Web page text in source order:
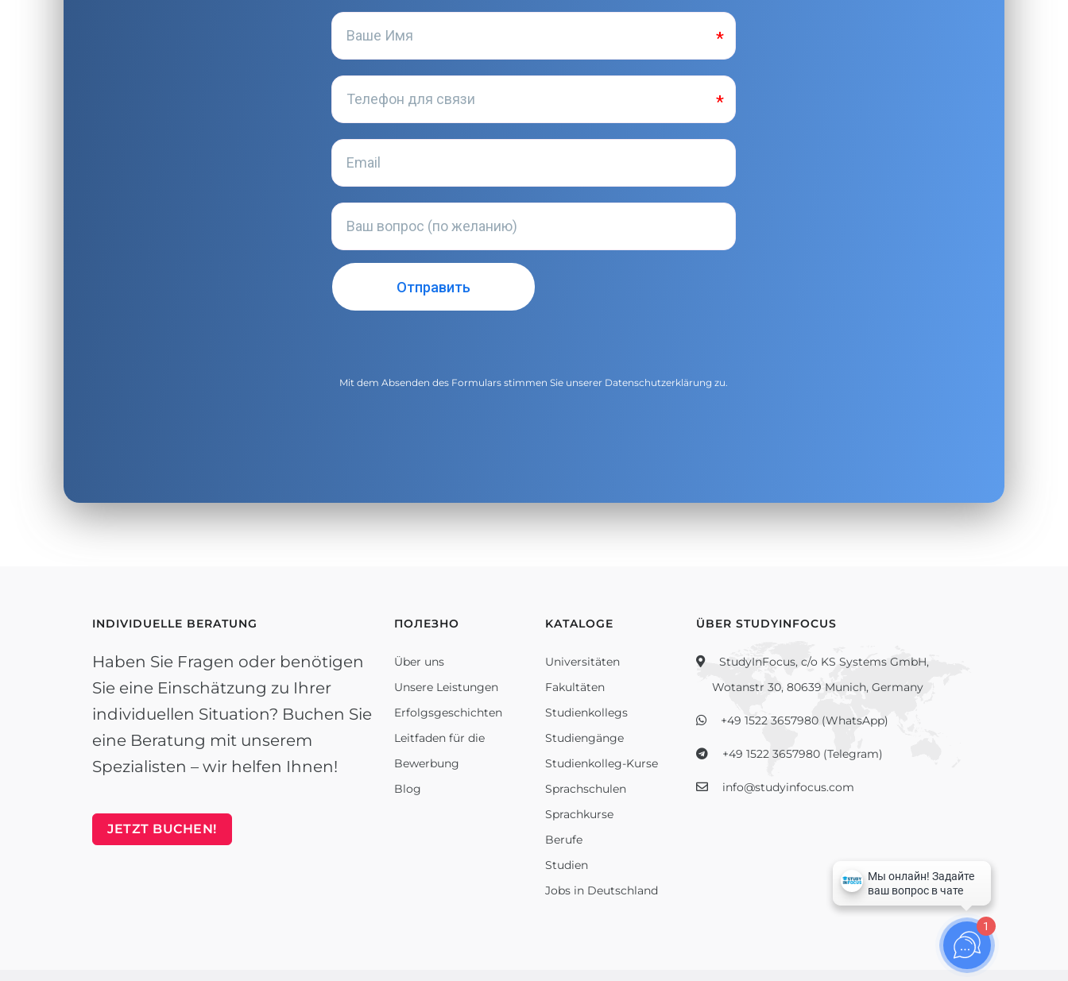
Mit dem Absenden des Formulars stimmen Sie unserer Datenschutzerklärung zu.
INDIVIDUELLE BERATUNG
Haben Sie Fragen oder benötigen
Sie eine Einschätzung zu Ihrer
individuellen Situation? Buchen Sie
eine Beratung mit unserem
Spezialisten – wir helfen Ihnen!
JETZT BUCHEN!
ПОЛЕЗНО
Über uns
Unsere Leistungen
Erfolgsgeschichten
Leitfaden für die
Bewerbung
Blog
KATALOGE
Universitäten
Fakultäten
Studienkollegs
Studiengänge
Studienkolleg-Kurse
Sprachschulen
Sprachkurse
Berufe
Studien
Jobs in Deutschland
ÜBER STUDYINFOCUS
StudyInFocus, c/o KS Systems GmbH,
Wotanstr 30, 80639 Munich, Germany
+49 1522 3657980 (WhatsApp)
+49 1522 3657980 (Telegram)
info@studyinfocus.com
1